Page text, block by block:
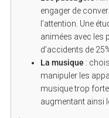
engager de
l’attention. Une
animées avec les
d’accidents de
La musique :
manipuler les
musique trop
augmentant ainsi